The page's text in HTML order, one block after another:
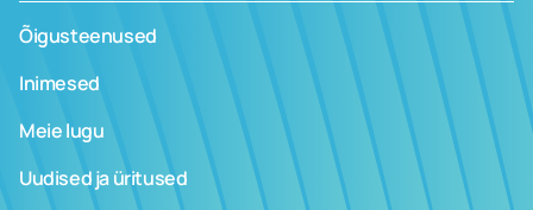
Õigusteenused
Inimesed
Meie lugu
Uudised ja üritused